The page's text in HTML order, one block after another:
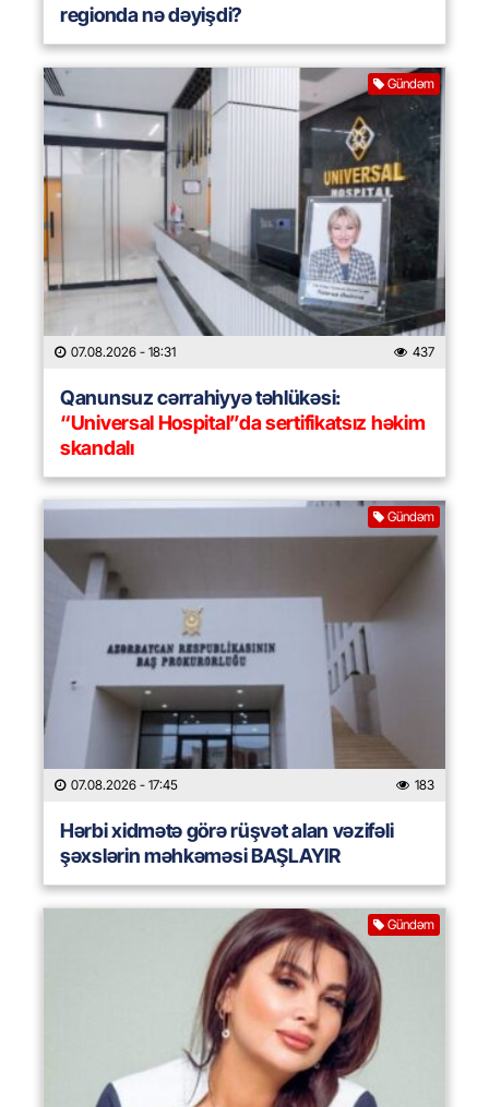
regionda nə dəyişdi?
Gündəm
07.08.2026 - 18:31 437
Qanunsuz cərrahiyyə təhlükəsi:
“Universal Hospital”da sertifikatsız həkim
skandalı
Gündəm
07.08.2026 - 17:45 183
Hərbi xidmətə görə rüşvət alan vəzifəli
şəxslərin məhkəməsi BAŞLAYIR
Gündəm